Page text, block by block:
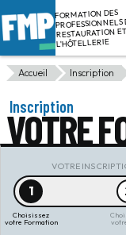
FORMATION DES
PROFESSIONNELS
RESTAURATION
L'HÔTELLERIE
Accueil Inscription
Inscription
VOTRE
VOTRE
1
Choisissez
votre Formation